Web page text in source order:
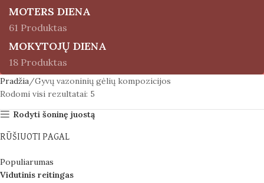
MOTERS DIENA
61 Produktas
MOKYTOJŲ DIENA
18 Produktas
Pradžia Gyvų vazoninių gėlių kompozicijos
Rodomi visi rezultatai: 5
Rodyti šoninę juostą
RŪŠIUOTI PAGAL
Populiarumas
Vidutinis reitingas